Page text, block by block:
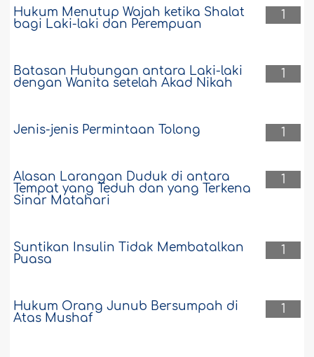
1
Hukum Menutup Wajah ketika Shalat
bagi Laki-laki dan Perempuan
1
Batasan Hubungan antara Laki-laki
dengan Wanita setelah Akad Nikah
1
Jenis-jenis Permintaan Tolong
1
Alasan Larangan Duduk di antara
Tempat yang Teduh dan yang Terkena
Sinar Matahari
1
Suntikan Insulin Tidak Membatalkan
Puasa
1
Hukum Orang Junub Bersumpah di
Atas Mushaf